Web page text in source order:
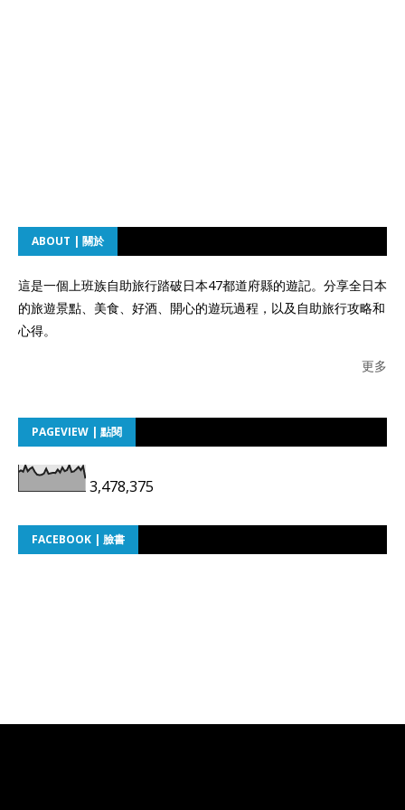
ABOUT | 關於
這是一個上班族自助旅行踏破日本47都道府縣的遊記。分享全日本
的旅遊景點、美食、好酒、開心的遊玩過程，以及自助旅行攻略和
心得。
更多
PAGEVIEW | 點閱
3,478,375
FACEBOOK | 臉書